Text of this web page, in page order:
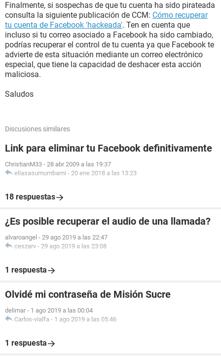
Finalmente, si sospechas de que tu cuenta ha sido pirateada
consulta la siguiente publicación de CCM: Cómo recuperar
tu cuenta de Facebook 'hackeada'. Ten en cuenta que
incluso si tu correo asociado a Facebook ha sido cambiado,
podrías recuperar el control de tu cuenta ya que Facebook te
advierte de esta situación mediante un correo electrónico
especial, que tiene la capacidad de deshacer esta acción
maliciosa.
Saludos
Discusiones similares
Link para eliminar tu Facebook definitivamente
ChristianM33 - 28 abr 2009 a las 19:37
eliasasumumbami - 20 ene 2018 a las 13:23
18 respuestas
¿Es posible recuperar el audio de una llamada?
alvaroangel - 29 ago 2019 a las 22:47
ceszarv - 29 ago 2019 a las 23:08
1 respuesta
Olvidé mi contraseña de Misión Sucre
delimar - 1 ago 2019 a las 00:04
Carlos-vialfa - 1 ago 2019 a las 05:46
1 respuesta